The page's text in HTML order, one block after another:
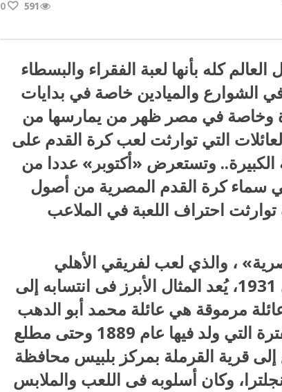
وعائلات
591
0
كله بأنها لعبة الفقراء والبسطاء
الشوارع والميادين خاصة في بدايات
وخاصة في مصر ظهر من يمارسها من
التي توارثت لعب كرة القدم على
الكبيرة.. وتستعرض «أكتوبر» عددا من
في سماء كرة القدم المصرية من أصول
احتراف اللعبة في الملاعب
، والذي لعب لفريقي الأهلي
والزمالك منذ عام 1911 وحتى 1931، يُعد المثال الأبرز فى انتسابه إلى
مرموقة هي عائلة محمد أبو الدهب
حجازي أحد أعيان مصر فى الفترة التي ولد فيها عام 1889 وحتى مطلع
إلى قرية القرملة بمركز بلبيس محافظة
وكان أسلوبه فى اللعب والملابس
كيف تحمي مصر ثرواتها في الجنوب؟
معركة لا تُرى.. وحراس لا ينامون
تُنشئ